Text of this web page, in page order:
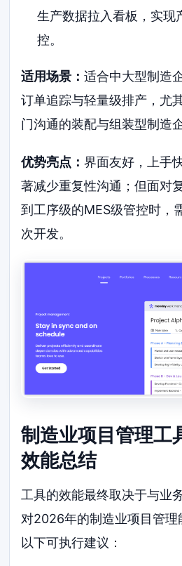
生产数据拉入看板，实现
控。
适用场景：适合中大型制造
订单追踪与轻量级排产，尤
门沟通的装配与组装型制造企
优势亮点：界面友好，上手
著减少重复性沟通；但面对
到工序级的MES级管控时，
次开发。
制造业项目管理工
效能总结
工具的效能最终取决于与业
对2026年的制造业项目管理
以下可执行建议：